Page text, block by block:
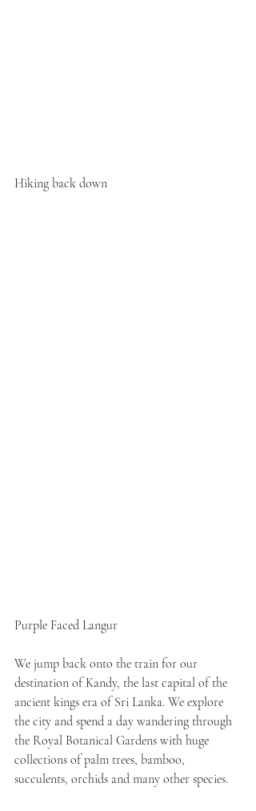
Hiking back down
Purple Faced Langur
We jump back onto the train for our
destination of Kandy, the last capital of the
ancient kings era of Sri Lanka. We explore
the city and spend a day wandering through
the Royal Botanical Gardens with huge
collections of palm trees, bamboo,
succulents, orchids and many other species.